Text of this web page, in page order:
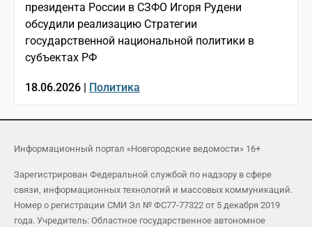
президента России в СЗФО Игоря Рудени
обсудили реализацию Стратегии
государственной национальной политики в
субъектах РФ
18.06.2026 | Политика
Информационный портал «Новгородские ведомости» 16+
Зарегистрирован Федеральной службой по надзору в сфере
связи, информационных технологий и массовых коммуникаций.
Номер о регистрации СМИ Эл № ФС77-77322 от 5 декабря 2019
года. Учредитель: Областное государственное автономное